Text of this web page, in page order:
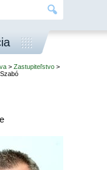
> Zastupiteľstvo >